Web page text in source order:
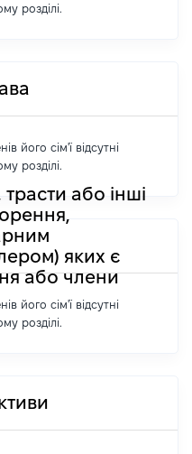
розділі.
його сім'ї відсутні
розділі.
або інші
яких є
або члени
його сім'ї відсутні
розділі.